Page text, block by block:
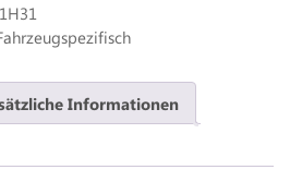
Informationen